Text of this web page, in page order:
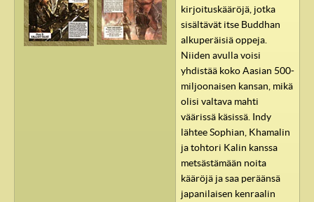
kirjoituskääröjä, jotka
sisältävät itse Buddhan
alkuperäisiä oppeja.
Niiden avulla voisi
yhdistää koko Aasian 500-
miljoonaisen kansan, mikä
olisi valtava mahti
väärissä käsissä. Indy
lähtee Sophian, Khamalin
ja tohtori Kalin kanssa
metsästämään noita
kääröjä ja saa peräänsä
japanilaisen kenraalin